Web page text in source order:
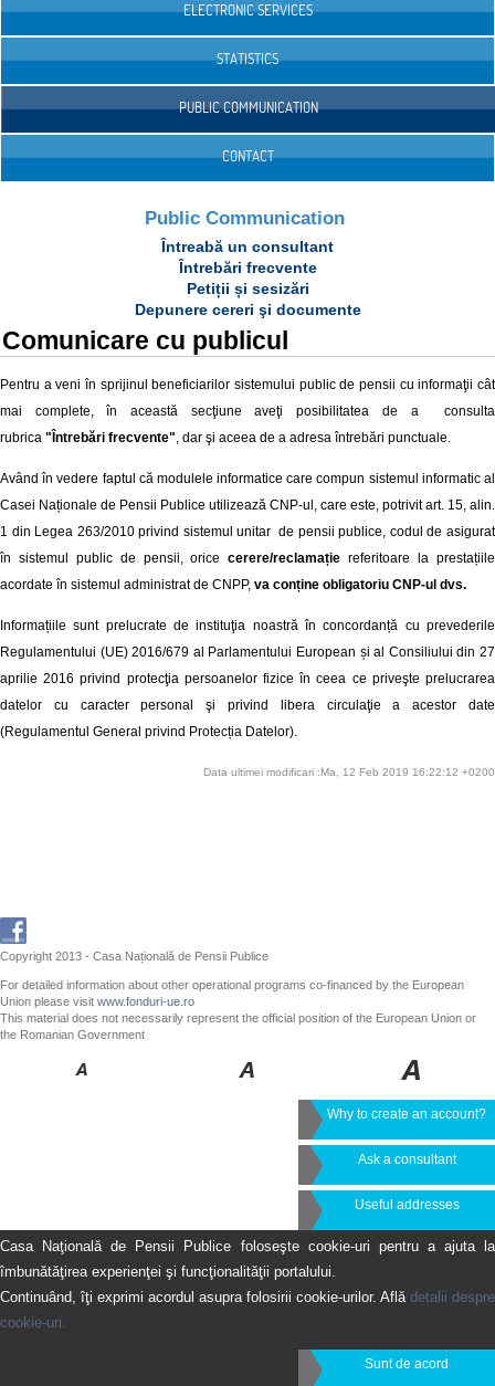
ELECTRONIC SERVICES
STATISTICS
PUBLIC COMMUNICATION
CONTACT
Public Communication
Întreabă un consultant
Întrebări frecvente
Petiții și sesizări
Depunere cereri şi documente
Comunicare cu publicul
Pentru a veni în sprijinul beneficiarilor sistemului public de pensii cu informaţii cât
mai complete, în această secţiune aveţi posibilitatea de a consulta
rubrica "Întrebări frecvente", dar şi aceea de a adresa întrebări punctuale.
Având în vedere faptul că modulele informatice care compun sistemul informatic al
Casei Naționale de Pensii Publice utilizează CNP-ul, care este, potrivit art. 15, alin.
1 din Legea 263/2010 privind sistemul unitar de pensii publice, codul de asigurat
în sistemul public de pensii, oricecerere/reclamație referitoare la prestațiile
acordate în sistemul administrat de CNPP, va conține obligatoriu CNP-ul dvs.
Informațiile sunt prelucrate de instituţia noastră în concordanță cu prevederile
Regulamentului (UE) 2016/679 al Parlamentului European și al Consiliului din 27
aprilie 2016 privind protecţia persoanelor fizice în ceea ce priveşte prelucrarea
datelor cu caracter personal şi privind libera circulaţie a acestor date
(Regulamentul General privind Protecția Datelor).
Data ultimei modificari :Ma, 12 Feb 2019 16:22:12 +0200
Copyright 2013 - Casa Națională de Pensii Publice
For detailed information about other operational programs co-financed by the European
Union please visit www.fonduri-ue.ro
This material does not necessarily represent the official position of the European Union or
the Romanian Government
Why to create an account?
Ask a consultant
Useful addresses
Casa Naţională de Pensii Publice foloseşte cookie-uri pentru a ajuta la
îmbunătăţirea experienţei şi funcţionalităţii portalului.
Continuând, îţi exprimi acordul asupra folosirii cookie-urilor. Află detalii despre
cookie-uri.
Sunt de acord